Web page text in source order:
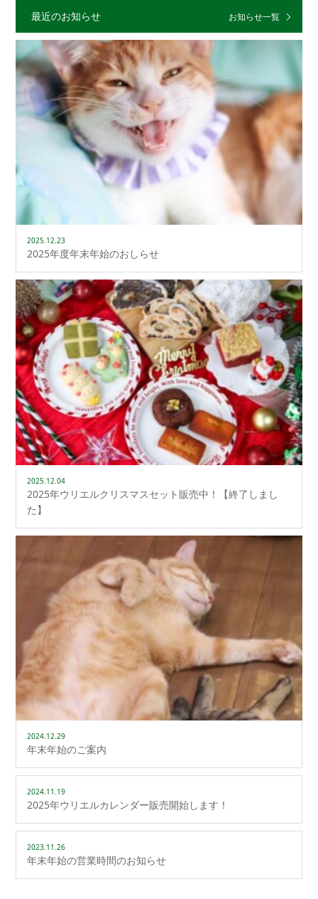
最近のお知らせ お知らせ一覧
2025.12.23
2025年度年末年始のおしらせ
2025.12.04
2025年ウリエルクリスマスセット販売中！【終了しまし
た】
2024.12.29
年末年始のご案内
2024.11.19
2025年ウリエルカレンダー販売開始します！
2023.11.26
年末年始の営業時間のお知らせ